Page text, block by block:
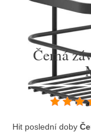
Černá
Hit poslední doby